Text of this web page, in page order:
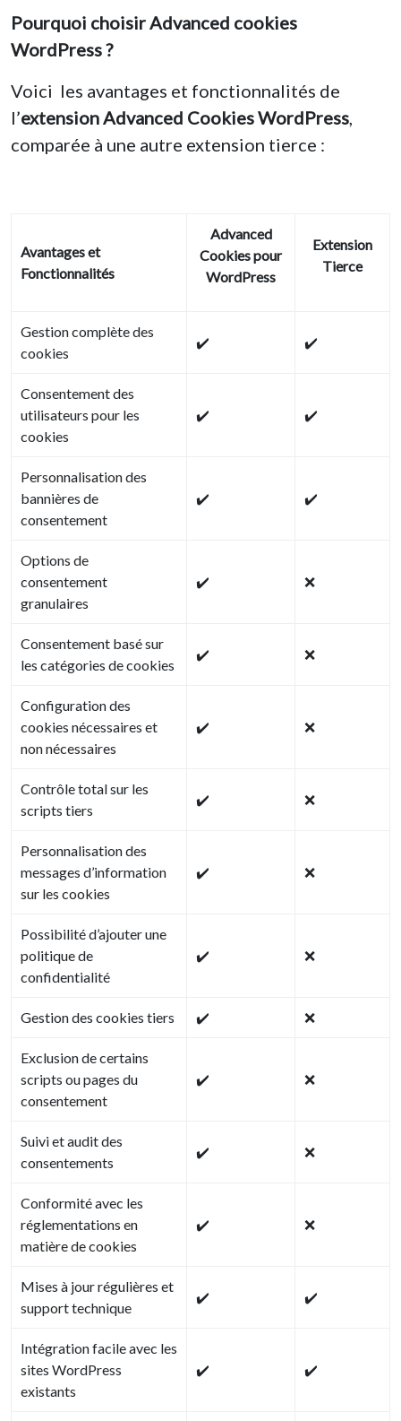
Pourquoi choisir Advanced cookies
WordPress ?
Voici les avantages et fonctionnalités de
l’extension Advanced Cookies WordPress
comparée à une autre extension tierce :
Avantages et
Fonctionnalités
Advanced
Cookies pour
WordPress
Extension
Tierce
Gestion complète des
cookies
✔️ ✔️
Consentement des
utilisateurs pour les
cookies
✔️ ✔️
Personnalisation des
bannières de
consentement
✔️ ✔️
Options de
consentement
granulaires
✔️ ❌
Consentement basé sur
les catégories de cookies
✔️ ❌
Configuration des
cookies nécessaires et
non nécessaires
✔️ ❌
Contrôle total sur les
scripts tiers
✔️ ❌
Personnalisation des
messages d’information
sur les cookies
✔️ ❌
Possibilité d’ajouter une
politique de
confidentialité
✔️ ❌
Gestion des cookies tiers ✔️ ❌
Exclusion de certains
scripts ou pages du
consentement
✔️ ❌
Suivi et audit des
consentements
✔️ ❌
Conformité avec les
réglementations en
matière de cookies
✔️ ❌
Mises à jour régulières et
support technique
✔️ ✔️
Intégration facile avec les
sites WordPress
existants
✔️ ✔️